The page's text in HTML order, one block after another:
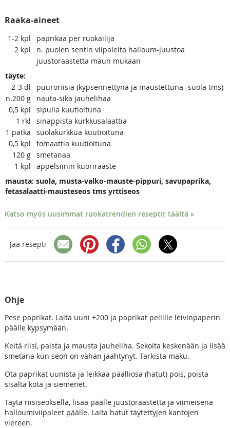
Raaka-aineet
1-2 kpl
paprikaa per ruokailija
2 kpl
n. puolen sentin viipaleita halloum-juustoa
juustoraastetta maun mukaan
täyte:
2-3 dl
puuroriisiä (kypsennettynä ja maustettuna -suola tms)
n.200 g
nauta-sika jauhelihaa
0,5 kpl
sipulia kuutioituna
1 rkl
sinappista kurkkusalaattia
1 pätkä
suolakurkkua kuutioituna
0,5 kpl
tomaattia kuutioituna
120 g smetanaa
1 kpl
appelsiinin kuoriraaste
mausta: suola, musta-valko-mauste-pippuri, savupaprika,
fetasalaatti-mausteseos tms yrttiseos
Katso myös uusimmat ruokatrendien reseptit täältä »
Jaa resepti
Ohje
Pese paprikat. Laita uuni +200 ja paprikat pellille leivinpaperin
päälle kypsymään.
Keitä riisi, paista ja mausta jauheliha. Sekoita keskenään ja lisää
smetana kun seon on vähän jäähtynyt. Tarkista maku.
Ota paprikat uunista ja leikkaa päälliosa (hatut) pois, poista
sisältä kota ja siemenet.
Täytä riisiseoksella, lisää päälle juustoraastetta ja viimeisenä
halloumiviipaleet päälle. Laita hatut täytettyjen kantojen
viereen.